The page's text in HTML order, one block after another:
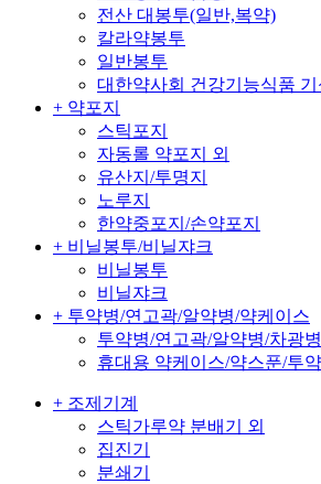
전산 대봉투(일반,복약)
칼라약봉투
일반봉투
대한약사회 건강기능식품 기
+ 약포지
스틱포지
자동롤 약포지 외
유산지/투명지
노루지
한약중포지/손약포지
+ 비닐봉투/비닐쟈크
비닐봉투
비닐쟈크
+ 투약병/연고곽/알약병/약케이스
투약병/연고곽/알약병/차광
휴대용 약케이스/약스푼/투약
+ 조제기계
스틱가루약 분배기 외
집진기
분쇄기